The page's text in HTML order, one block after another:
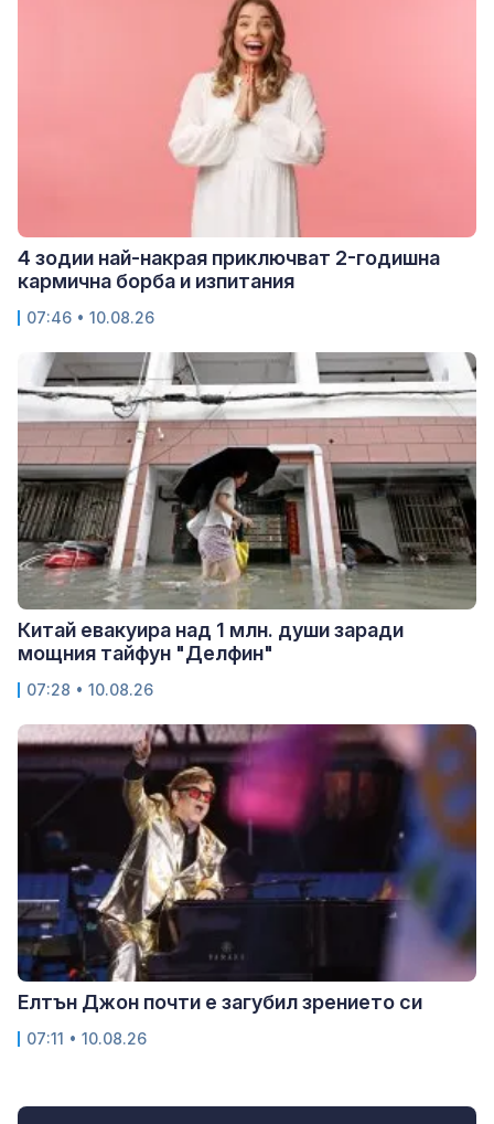
4 зодии най-накрая приключват 2-годишна
кармична борба и изпитания
07:46 • 10.08.26
Китай евакуира над 1 млн. души заради
мощния тайфун "Делфин"
07:28 • 10.08.26
Елтън Джон почти е загубил зрението си
07:11 • 10.08.26